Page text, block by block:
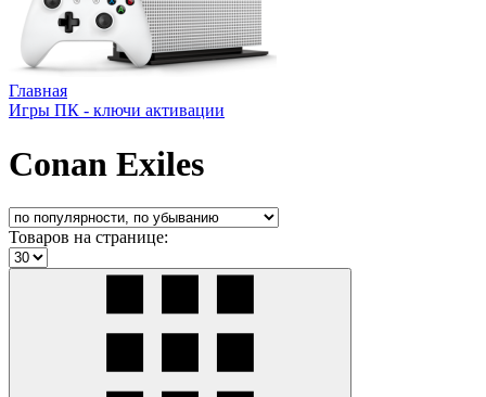
Главная
Игры ПК - ключи активации
Conan Exiles
Товаров на странице: